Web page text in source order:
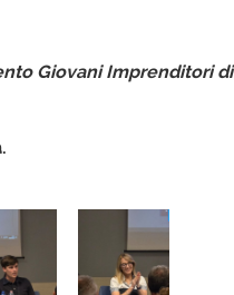
Giovani Imprenditori di